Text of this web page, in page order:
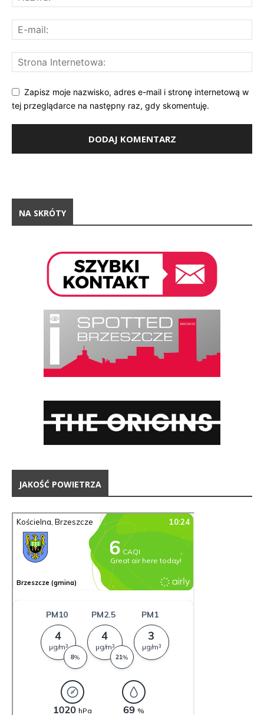
Zapisz moje nazwisko, adres e-mail i stronę internetową w
tej przeglądarce na następny raz, gdy skomentuję.
NA SKRÓTY
JAKOŚĆ POWIETRZA